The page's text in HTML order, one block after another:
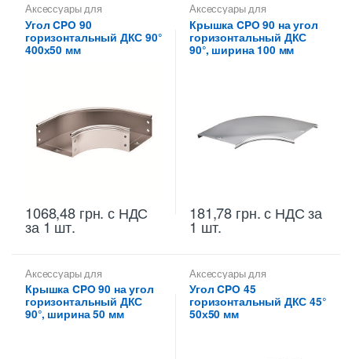
Аксессуары для
металлических лотков
для цельных,
перфорированных лотков
Угол CPO 90
горизонтальный ДКС 90°
400х50 мм
1068,48 грн. с НДС
за 1 шт.
Аксессуары для
металлических лотков
Крышки на повороты,
ответвители
Крышка CPO 90 на угол
горизонтальный ДКС
90°, ширина 100 мм
181,78 грн.с НДС за
1 шт.
Аксессуары для
металлических лотков
Крышки на повороты,
ответвители
Крышка CPO 90 на угол
горизонтальный ДКС
90°, ширина 50 мм
Аксессуары для
металлических лотков
для цельных,
перфорированных лотков
Угол CPO 45
горизонтальный ДКС 45°
50х50 мм